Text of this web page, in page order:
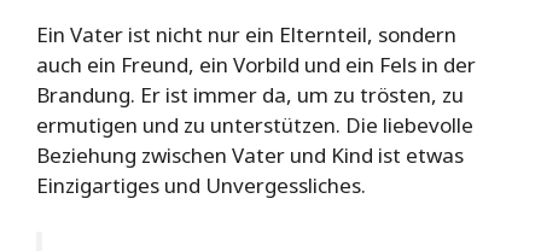
Ein Vater ist nicht nur ein Elternteil, sondern
auch ein Freund, ein Vorbild und ein Fels in der
Brandung. Er ist immer da, um zu trösten, zu
ermutigen und zu unterstützen. Die liebevolle
Beziehung zwischen Vater und Kind ist etwas
Einzigartiges und Unvergessliches.